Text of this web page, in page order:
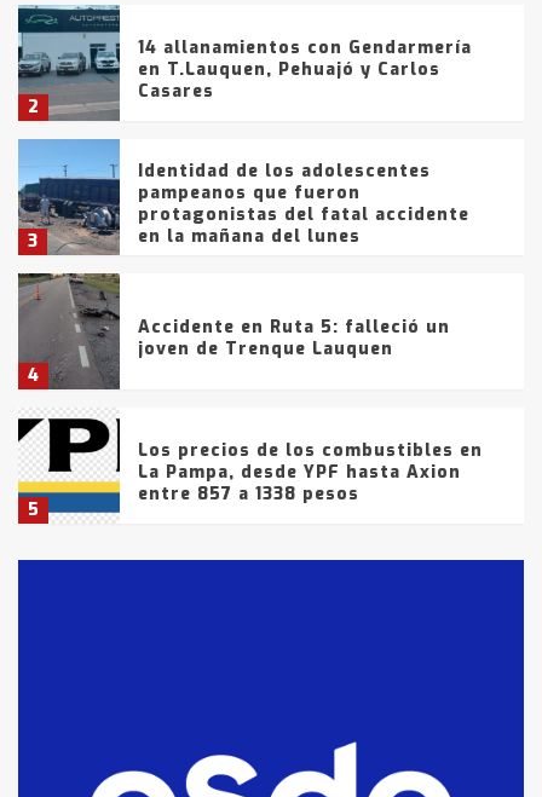
2
14 allanamientos con Gendarmería
en T.Lauquen, Pehuajó y Carlos
Casares
3
Identidad de los adolescentes
pampeanos que fueron
protagonistas del fatal accidente
en la mañana del lunes
4
Accidente en Ruta 5: falleció un
joven de Trenque Lauquen
5
Los precios de los combustibles en
La Pampa, desde YPF hasta Axion
entre 857 a 1338 pesos
fueron detenidos por
comercialización de drogas en la
tarde del sábado